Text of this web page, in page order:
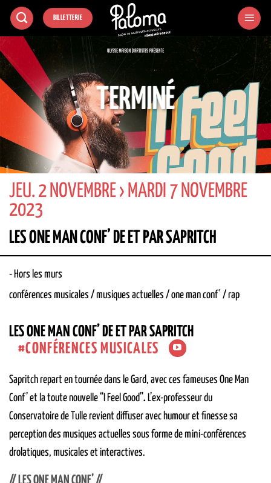
Passer
contenu
BILLETTERIE
TERMINÉ
JEU. 2 NOVEMBRE › MARDI 7 NOVEMBRE
2023
LES ONE MAN CONF’ DE ET PAR SAPRITCH
- Hors les murs
conférences musicales / musiques actuelles / one man conf' / rap
LES ONE MAN CONF’ DE ET PAR SAPRITCH
CONFÉRENCES MUSICALES
Sapritch repart en tournée dans le Gard, avec ces fameuses One Man
Conf’ et la toute nouvelle “I Feel Good”. L’ex-professeur du
Conservatoire de Tulle revient diffuser avec humour et finesse sa
perception des musiques actuelles sous forme de mini-conférences
drolatiques, musicales et interactives.
// LES ONE MAN CONF’ //